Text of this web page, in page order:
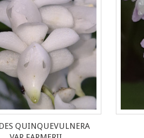
QUINQUEVULNERA